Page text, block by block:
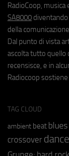
RadioCoop,
SA8000
della
Dal punto di vista
ascolta tutto quello
recensisce, e in
Radiocoop
TAG CLOUD
ambient beat blues
crossover dance